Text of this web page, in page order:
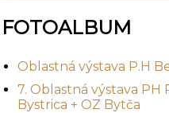
FOTOALBUM
Oblastná výstava P.H
7. Oblastná výstava PH
Bystrica + OZ Bytča